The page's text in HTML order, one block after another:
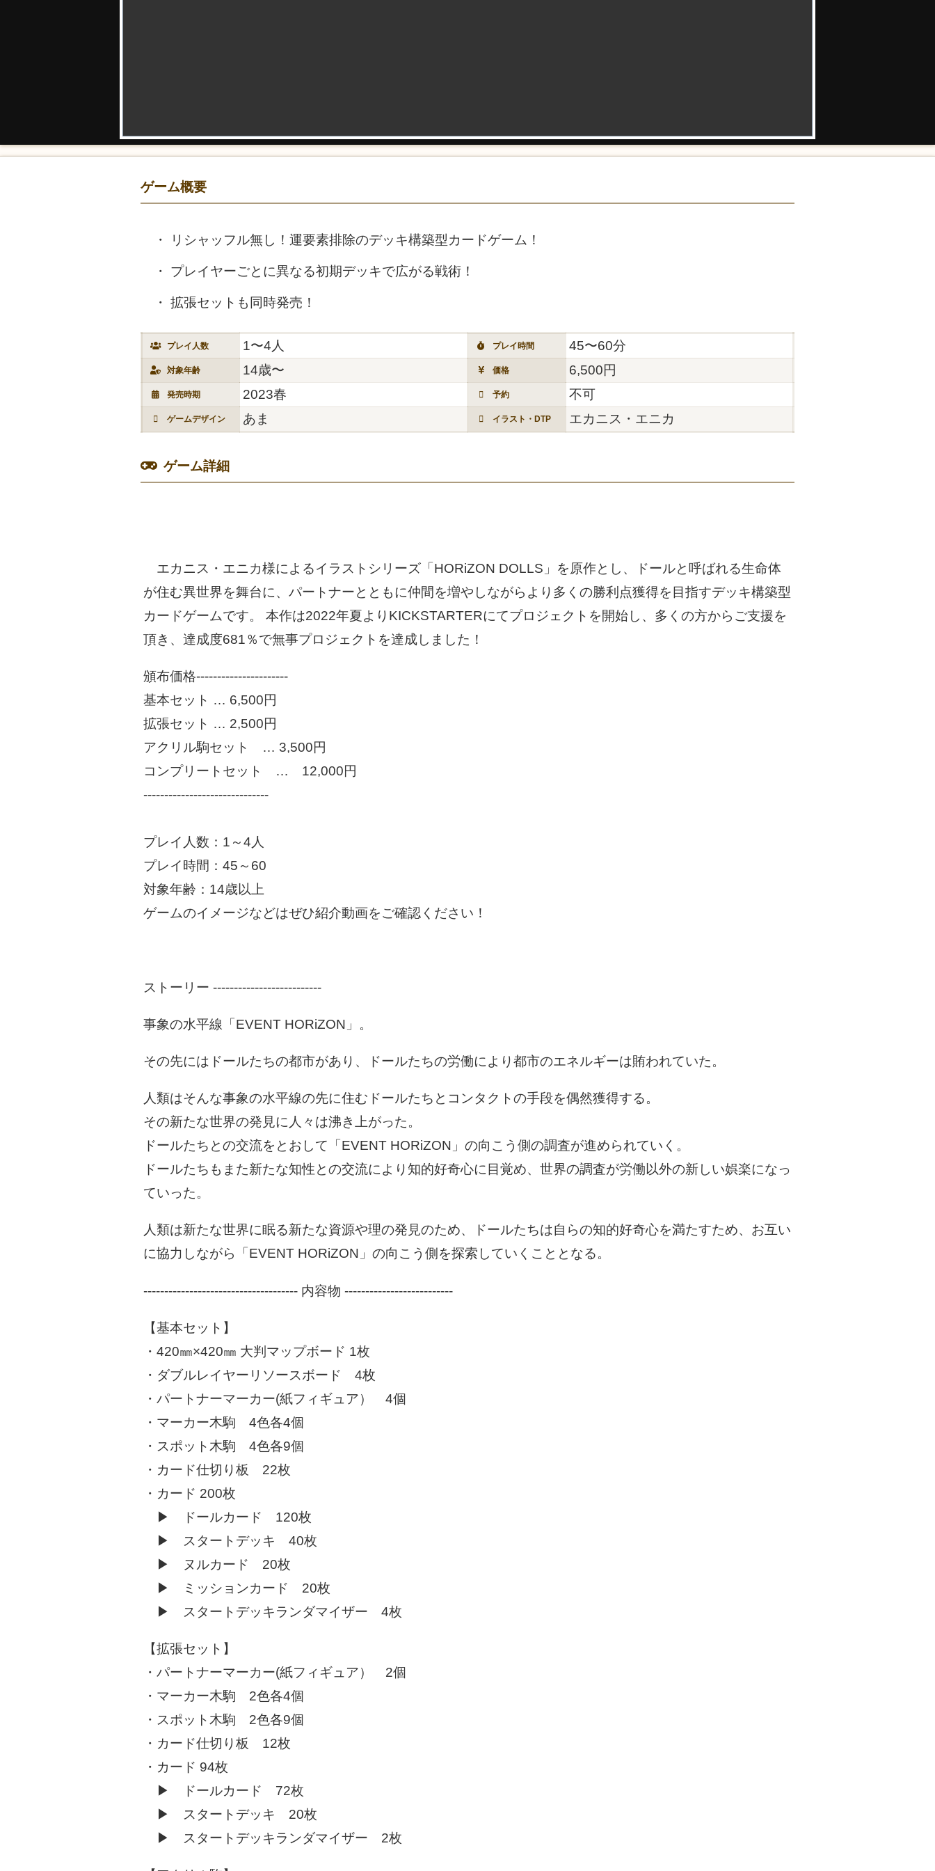
ゲーム概要
リシャッフル無し！運要素排除のデッキ構築型カードゲーム！
プレイヤーごとに異なる初期デッキで広がる戦術！
拡張セットも同時発売！
プレイ人数 1〜4人 プレイ時間 45〜60分
対象年齢 14歳〜 価格 6,500円
発売時期 2023春 予約 不可
ゲームデザイン あま イラスト・DTP エカニス・エニカ
ゲーム詳細
エカニス・エニカ様によるイラストシリーズ「HORiZON DOLLS」を原作とし、ドールと呼ばれる生命体
が住む異世界を舞台に、パートナーとともに仲間を増やしながらより多くの勝利点獲得を目指すデッキ構築型
カードゲームです。 本作は2022年夏よりKICKSTARTERにてプロジェクトを開始し、多くの方からご支援を
頂き、達成度681％で無事プロジェクトを達成しました！
頒布価格----------------------
基本セット … 6,500円
拡張セット … 2,500円
アクリル駒セット … 3,500円
コンプリートセット … 12,000円
------------------------------
プレイ人数：1～4人
プレイ時間：45～60
対象年齢：14歳以上
ゲームのイメージなどはぜひ紹介動画をご確認ください！
ストーリー --------------------------
事象の水平線「EVENT HORiZON」。
その先にはドールたちの都市があり、ドールたちの労働により都市のエネルギーは賄われていた。
人類はそんな事象の水平線の先に住むドールたちとコンタクトの手段を偶然獲得する。
その新たな世界の発見に人々は沸き上がった。
ドールたちとの交流をとおして「EVENT HORiZON」の向こう側の調査が進められていく。
ドールたちもまた新たな知性との交流により知的好奇心に目覚め、世界の調査が労働以外の新しい娯楽になっ
ていった。
人類は新たな世界に眠る新たな資源や理の発見のため、ドールたちは自らの知的好奇心を満たすため、お互い
に協力しながら「EVENT HORiZON」の向こう側を探索していくこととなる。
------------------------------------- 内容物 --------------------------
【基本セット】
・420㎜×420㎜ 大判マップボード 1枚
・ダブルレイヤーリソースボード 4枚
・パートナーマーカー(紙フィギュア） 4個
・マーカー木駒 4色各4個
・スポット木駒 4色各9個
・カード仕切り板 22枚
・カード 200枚
▶ ドールカード 120枚
▶ スタートデッキ 40枚
▶ ヌルカード 20枚
▶ ミッションカード 20枚
▶ スタートデッキランダマイザー 4枚
【拡張セット】
・パートナーマーカー(紙フィギュア） 2個
・マーカー木駒 2色各4個
・スポット木駒 2色各9個
・カード仕切り板 12枚
・カード 94枚
▶ ドールカード 72枚
▶ スタートデッキ 20枚
▶ スタートデッキランダマイザー 2枚